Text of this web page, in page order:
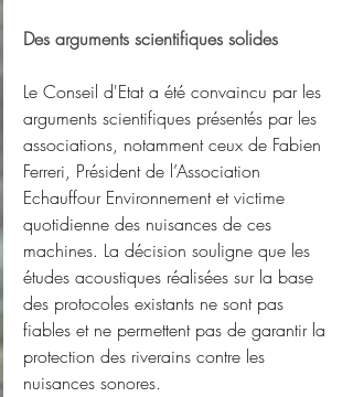
Des arguments scientifiques solides
Le Conseil d'Etat a été convaincu par les
arguments scientifiques présentés par les
associations, notamment ceux de Fabien
Ferreri, Président de l’Association
Echauffour Environnement et victime
quotidienne des nuisances de ces
machines. La décision souligne que les
études acoustiques réalisées sur la base
des protocoles existants ne sont pas
fiables et ne permettent pas de garantir la
protection des riverains contre les
nuisances sonores.